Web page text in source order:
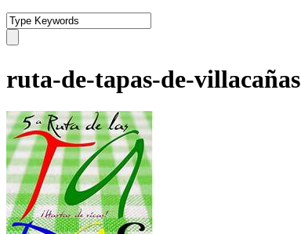
ruta-de-tapas-de-villacañas